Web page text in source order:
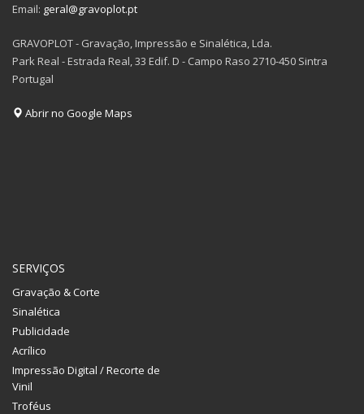
Email: geral@gravoplot.pt
GRAVOPLOT - Gravação, Impressão e Sinalética, Lda.
Park Real - Estrada Real, 33 Edif. D - Campo Raso 2710-450 Sintra
Portugal
Abrir no Google Maps
SERVIÇOS
Gravação & Corte
Sinalética
Publicidade
Acrílico
Impressão Digital / Recorte de
Vinil
Troféus